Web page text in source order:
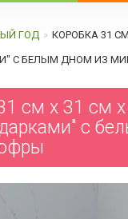
ГОД КОРОБКА 31
C БЕЛЫМ ДНОМ ИЗ
см х 31 см
c